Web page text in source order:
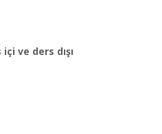
ve ders dışı